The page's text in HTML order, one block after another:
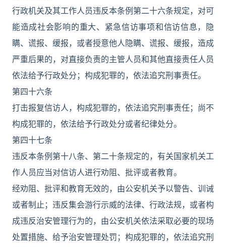
行政机关及其工作人员违反本条例第二十六条规定，对可
能造成社会影响的重大、紧急信访事项和信访信息，隐
瞒、谎报、缓报，或者授意他人隐瞒、谎报、缓报，造成
严重后果的，对直接负责的主管人员和其他直接责任人员
依法给予行政处分；构成犯罪的，依法追究刑事责任。
第四十六条
打击报复信访人，构成犯罪的，依法追究刑事责任；尚不
构成犯罪的，依法给予行政处分或者纪律处分。
第四十七条
违反本条例第十八条、第二十条规定的，有关国家机关工
作人员应当对信访人进行劝阻、批评或者教育。
经劝阻、批评和教育无效的，由公安机关予以警告、训诫
或者制止；违反集会游行示威的法律、行政法规，或者构
成违反治安管理行为的，由公安机关依法采取必要的现场
处置措施、给予治安管理处罚；构成犯罪的，依法追究刑